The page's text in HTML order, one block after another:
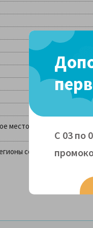
место
со склада в Москве
С 03 по